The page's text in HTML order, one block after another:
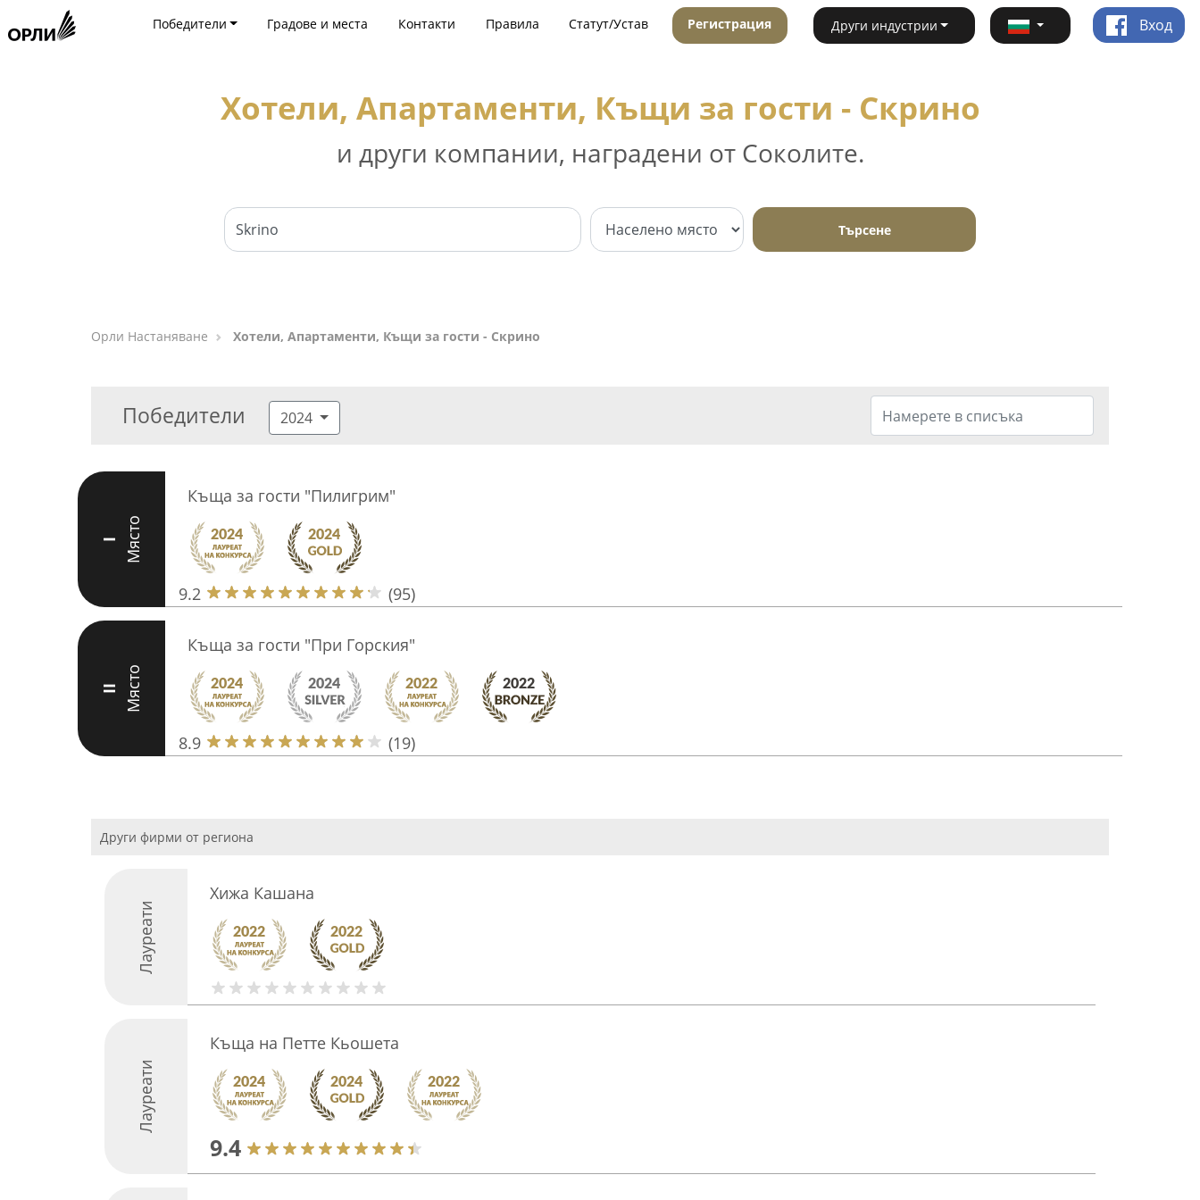
Победители Градове и места Контакти Правила Статут/Устав Регистрация Други индустрии Вход
Хотели, Апартаменти, Къщи за гости - Скрино
и други компании, наградени от Соколите.
Търсене
Орли Настаняване Хотели, Апартаменти, Къщи за гости - Скрино
Победители 2024
I Място
Къща за гости "Пилигрим"
9.2 (95)
II Място
Къща за гости "При Горския"
8.9 (19)
Други фирми от региона
Лауреати
Хижа Кашана
Лауреати
Къща на Петте Кьошета
9.4